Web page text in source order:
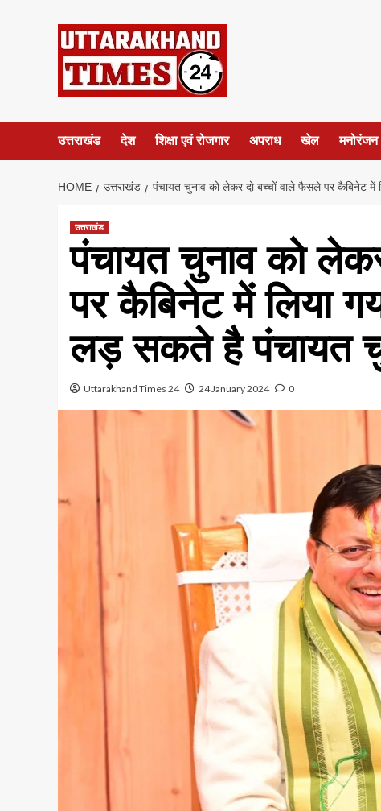
उत्तराखंड देश शिक्षा एवं रोजगार अपराध खेल मनोरंजन
HOME उत्तराखंड पंचायत चुनाव को लेकर दो बच्चों वाले फैसले पर कैबिनेट
उत्तराखंड
पंचायत चुनाव को
पर कैबिनेट में लिया
लड़ सकते है पंचायत
Uttarakhand Times 24 24 January 2024 0